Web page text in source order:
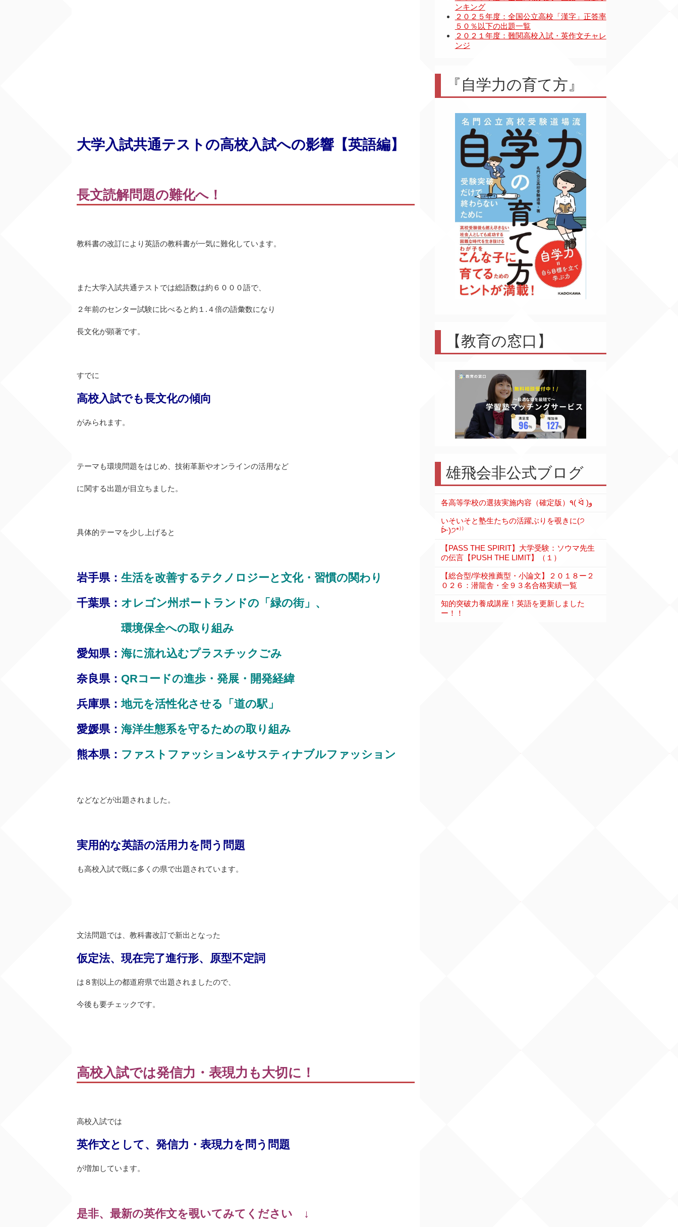
大学入試共通テストの高校入試への影響【英語編】
長文読解問題の難化へ！
教科書の改訂により英語の教科書が一気に難化しています。
また大学入試共通テストでは総語数は約６０００語で、
２年前のセンター試験に比べると約１.４倍の語彙数になり
長文化が顕著です。
すでに
高校入試でも長文化の傾向
がみられます。
テーマも環境問題をはじめ、技術革新やオンラインの活用など
に関する出題が目立ちました。
具体的テーマを少し上げると
岩手県： 生活を改善するテクノロジーと文化・習慣の関わり
千葉県： オレゴン州ポートランドの「緑の街」、
環境保全への取り組み
愛知県： 海に流れ込むプラスチックごみ
奈良県： QRコードの進歩・発展・開発経緯
兵庫県：地元を活性化させる「道の駅」
愛媛県： 海洋生態系を守るための取り組み
熊本県： ファストファッション&サスティナブルファッション
などなどが出題されました。
実用的な英語の活用力を問う問題
も高校入試で既に多くの県で出題されています。
文法問題では、教科書改訂で新出となった
仮定法、現在完了進行形、原型不定詞
は８割以上の都道府県で出題されましたので、
今後も要チェックです。
高校入試では発信力・表現力も大切に！
高校入試では
英作文として、発信力・表現力を問う問題
が増加しています。
是非、最新の英作文を覗いてみてください ↓
『自学力の育て方』
【教育の窓口】
雄飛会非公式ブログ
各高等学校の選抜実施内容（確定版）٩( ᐛ )و
いそいそと塾生たちの活躍ぶりを覗きに(੭
ᐕ)੭*⁾⁾
【PASS THE SPIRIT】大学受験：ソウマ先生
の伝言【PUSH THE LIMIT】（１）
【総合型/学校推薦型・小論文】２０１８ー２
０２６：潜龍舎・全９３名合格実績一覧
知的突破力養成講座！英語を更新しました
ー！！